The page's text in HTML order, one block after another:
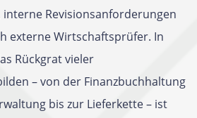
Revisionsanforderungen
externe Wirtschaftsprüfer. In
Rückgrat vieler
– von der Finanzbuchhaltung
bis zur Lieferkette – ist